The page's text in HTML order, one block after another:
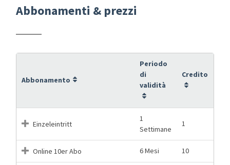
Abbonamenti & prezzi
Abbonamento
Periodo
di
validità
Credito
Einzeleintritt
1
Settimane
1
Online 10er Abo 6 Mesi 10